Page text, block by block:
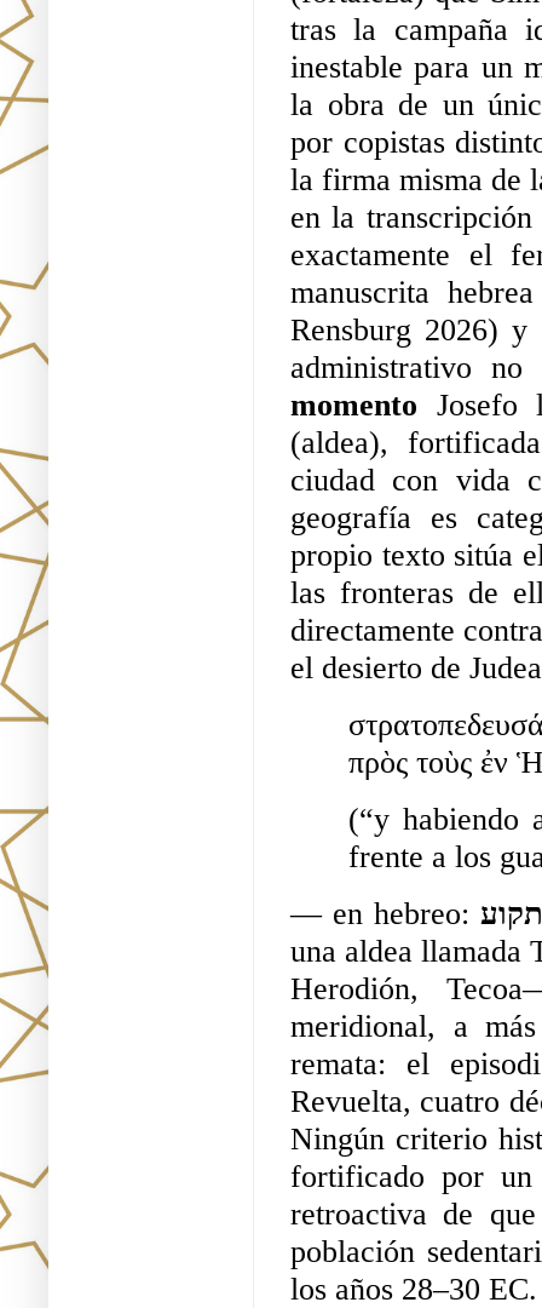
tras la campaña
inestable para un
la obra de un
por copistas
la firma misma de
en la
exactamente el
manuscrita
Rensburg 2026)
administrativo
momento
(aldea),
ciudad con vida
geografía es
propio texto sitúa
las fronteras de
directamente
el desierto de
πρὸς τοὺς ἐν
(“y habiendo
frente a los
— en hebreo:
una aldea
Herodión,
meridional, a
remata: el
Revuelta, cuatro
Ningún criterio
fortificado por
retroactiva de
población
los años 28–30 EC.